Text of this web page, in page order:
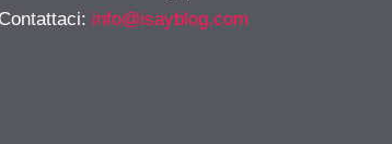
: info@isayblog.com